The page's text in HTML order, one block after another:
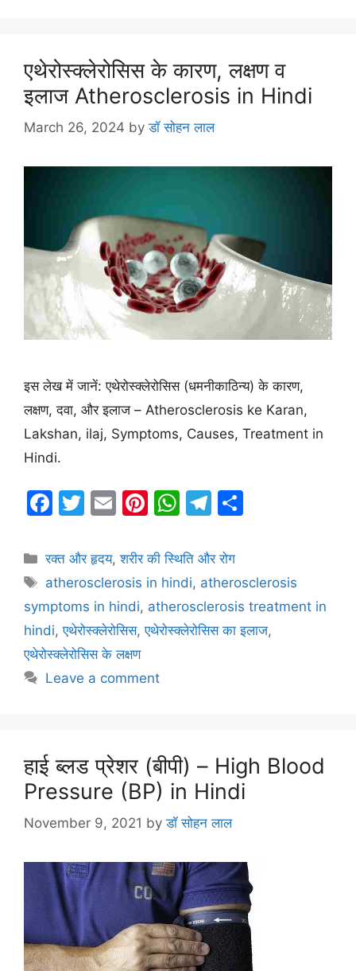
एथेरोस्क्लेरोसिस के कारण, लक्षण व
इलाज Atherosclerosis in Hindi
March 26, 2024 byडॉ सोहन लाल
इस लेख में जानें: एथेरोस्क्लेरोसिस (धमनीकाठिन्य) के कारण,
लक्षण, दवा, और इलाज – Atherosclerosis ke Karan,
Lakshan, ilaj, Symptoms, Causes, Treatment in
Hindi.
F
c
e
b
o
o
k
T
itt
er
E
ai
l
Pi
er
e
st
W
at
s
A
p
T
e
gr
a
m
e
Categories
रक्त और हृदय,शरीर की स्थिति और रोग
Tags
atherosclerosis in hindi, atherosclerosis
symptoms in hindi, atherosclerosis treatment in
hindi,एथेरोस्क्लेरोसिस,एथेरोस्क्लेरोसिस का इलाज,
एथेरोस्क्लेरोसिस के लक्षण
Leave a comment
हाई ब्लड प्रेशर (बीपी) – High Blood
Pressure (BP) in Hindi
November 9, 2021 byडॉ सोहन लाल